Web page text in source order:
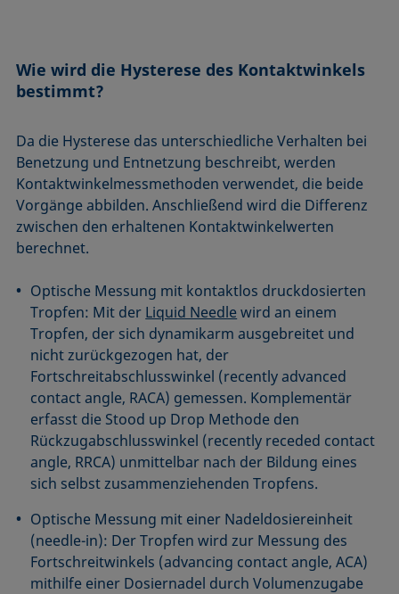
Wie wird die Hysterese des Kontaktwinkels
bestimmt?
Da die Hysterese das unterschiedliche Verhalten bei
Benetzung und Entnetzung beschreibt, werden
Kontaktwinkelmessmethoden verwendet, die beide
Vorgänge abbilden. Anschließend wird die Differenz
zwischen den erhaltenen Kontaktwinkelwerten
berechnet.
Optische Messung mit kontaktlos druckdosierten
Tropfen: Mit der Liquid Needlewird an einem
Tropfen, der sich dynamikarm ausgebreitet und
nicht zurückgezogen hat, der
Fortschreitabschlusswinkel (recently advanced
contact angle, RACA) gemessen. Komplementär
erfasst die Stood up Drop Methode den
Rückzugabschlusswinkel (recently receded contact
angle, RRCA) unmittelbar nach der Bildung eines
sich selbst zusammenziehenden Tropfens.
Optische Messung mit einer Nadeldosiereinheit
(needle-in): Der Tropfen wird zur Messung des
Fortschreitwinkels (advancing contact angle, ACA)
mithilfe einer Dosiernadel durch Volumenzugabe